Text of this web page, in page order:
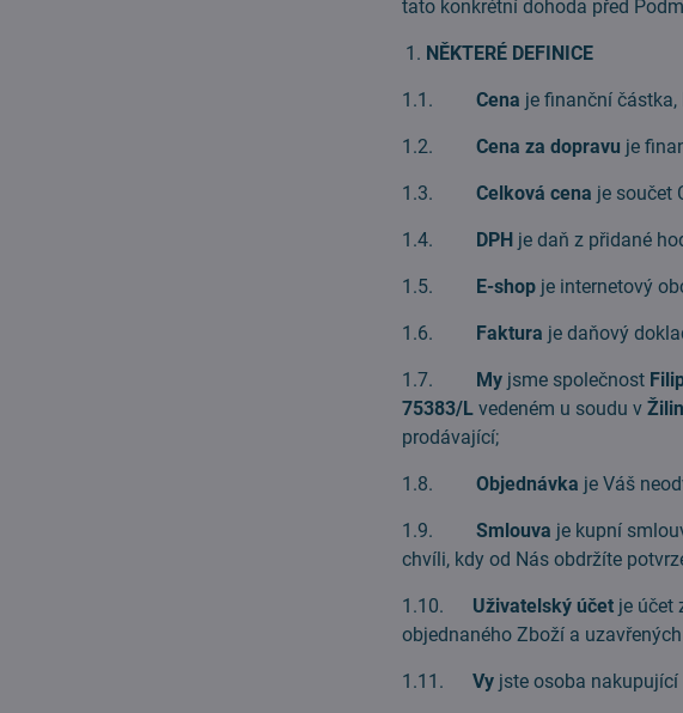
tato konkrétní dohoda před
NĚKTERÉ DEFINICE
1.1.Cena je finanční
1.2.Cena za dopravu je
1.3.Celková cena je součet
1.4. DPH je daň z přidané
1.5. E-shop je internetový
1.6. Faktura je daňový
1.7. My jsme společnost
75383/L vedeném u soudu v
prodávající;
1.8.Objednávka je Váš
1.9.Smlouva je kupní
chvíli, kdy od Nás obdržíte
1.10. Uživatelský účet je účet
objednaného Zboží a
1.11.Vy jste osoba